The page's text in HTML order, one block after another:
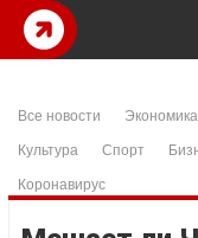
Все новости Экономика
Культура
Спорт
Коронавирус